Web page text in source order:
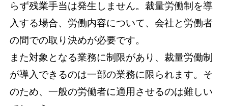
らず残業手当は発生しません。裁量労働制を導
入する場合、労働内容について、会社と労働者
の間での取り決めが必要です。
また対象となる業務に制限があり、裁量労働制
が導入できるのは一部の業務に限られます。そ
のため、一般の労働者に適用させるのは難しい